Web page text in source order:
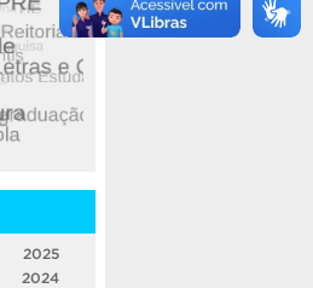
2025
2024